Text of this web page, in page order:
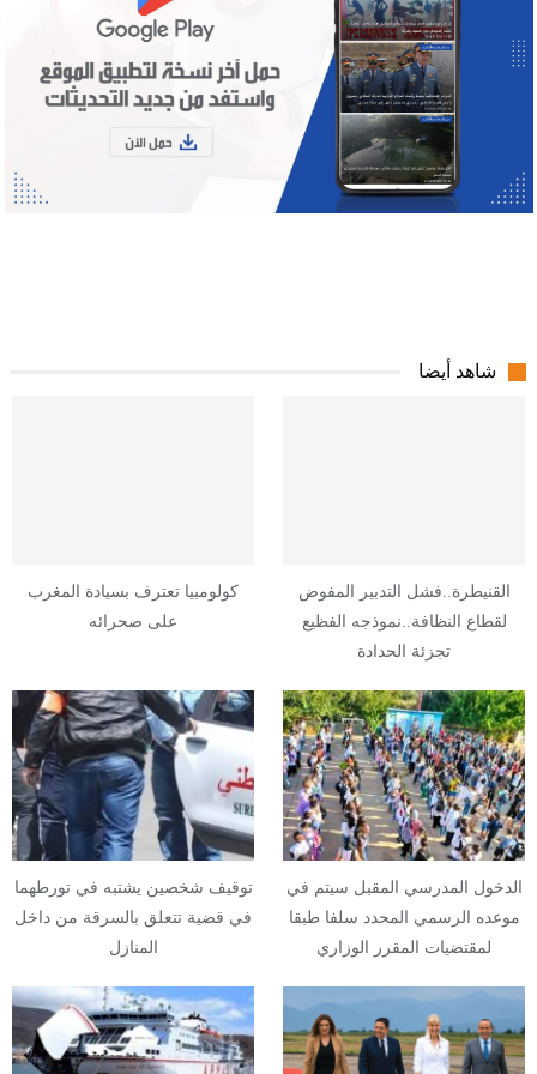
شاهد أيضا
القنيطرة..فشل التدبير المفوض
لقطاع النظافة..نموذجه الفظيع
تجزئة الحدادة
كولومبيا تعترف بسيادة المغرب
على صحرائه
الدخول المدرسي المقبل سیتم في
موعده الرسمي المحدد سلفا طبقا
لمقتضیات المقرر الوزاري
توقيف شخصين يشتبه في تورطهما
في قضية تتعلق بالسرقة من داخل
المنازل